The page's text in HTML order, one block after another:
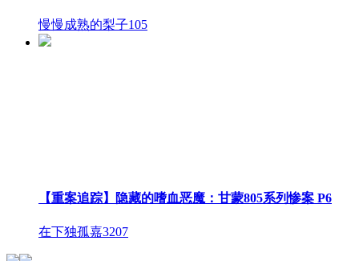
慢慢成熟的梨子105
【重案追踪】隐藏的嗜血恶魔：甘蒙805系列惨案 P6
在下独孤嘉3207